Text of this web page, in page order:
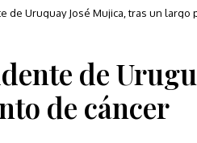
de Uruguay José Mujica, tras un largo
de
de cáncer